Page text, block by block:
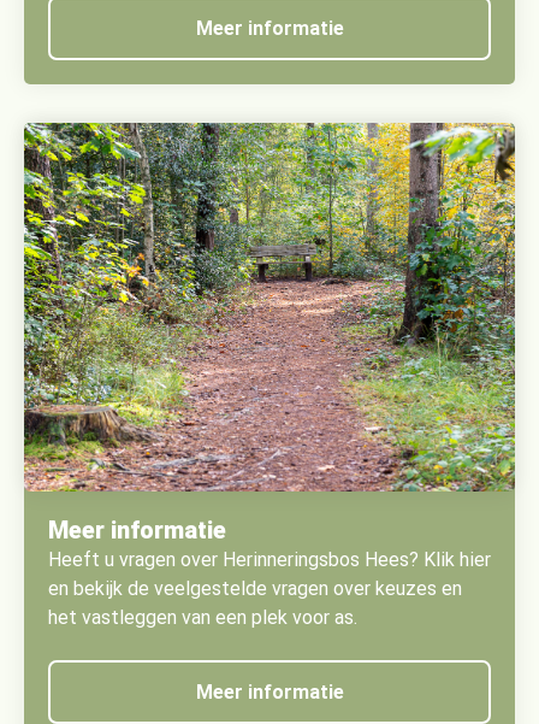
Meer informatie
Meer informatie
Heeft u vragen over Herinneringsbos Hees? Klik hier
en bekijk de veelgestelde vragen over keuzes en
het vastleggen van een plek voor as.
Meer informatie